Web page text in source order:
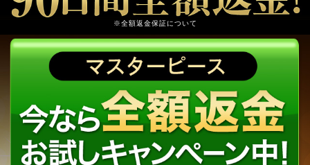
※全額返金保証について